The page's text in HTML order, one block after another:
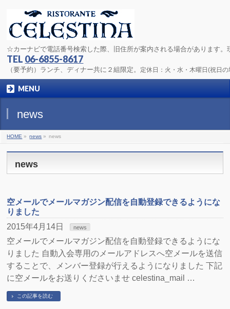
☆カーナビで電話番号検索した際、旧住所が案内される場合があります。
TEL 06-6855-8617
（要予約）ランチ、ディナー共に２組限定。 定休日：火・水・木曜日(祝日
MENU
news
HOME » news » news
news
空メールでメールマガジン配信を自動登録できるようにな
りました
2015年4月14日
news
空メールでメールマガジン配信を自動登録できるようにな
りました 自動入会専用のメールアドレスへ空メールを送信
することで、メンバー登録が行えるようになりました 下記
に空メールをお送りくださいませ celestina_mail …
この記事を読む